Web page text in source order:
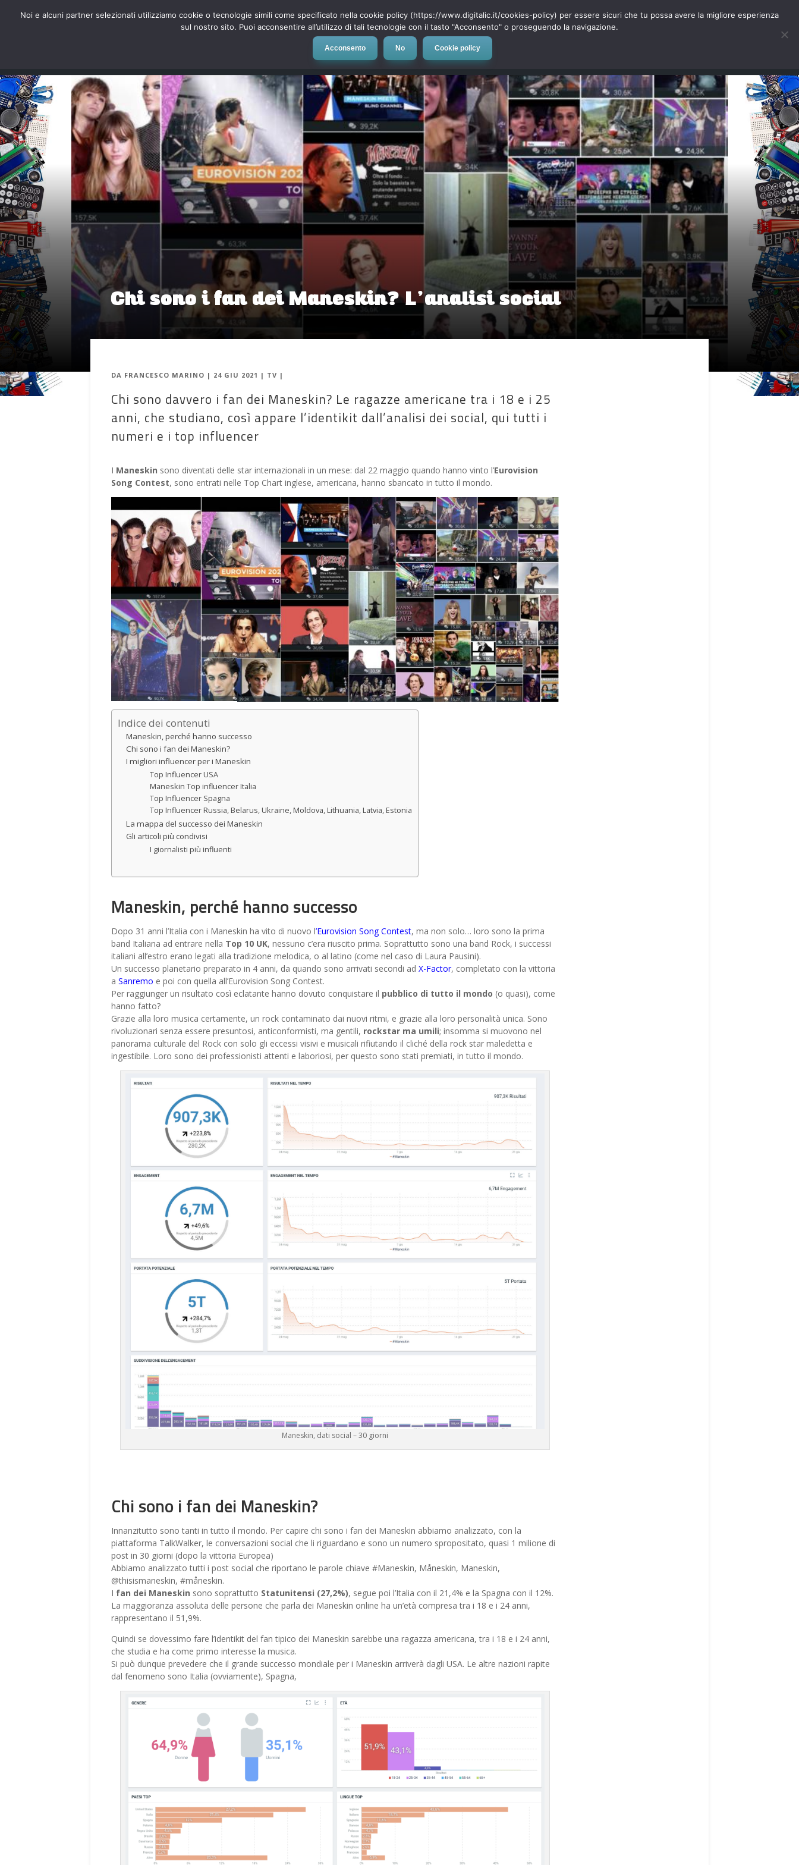
Social Network App Automotive Tech-News
Chi sono i fan dei Maneskin? L’analisi social
DA FRANCESCO MARINO | 24 GIU 2021 | TV |
Chi sono davvero i fan dei Maneskin? Le ragazze americane tra i 18 e i 25
anni, che studiano, così appare l’identikit dall’analisi dei social, qui tutti i
numeri e i top influencer
I Maneskin sono diventati delle star internazionali in un mese: dal 22 maggio quando hanno vinto l’Eurovision
Song Contest, sono entrati nelle Top Chart inglese, americana, hanno sbancato in tutto il mondo.
Indice dei contenuti
Maneskin, perché hanno successo
Chi sono i fan dei Maneskin?
I migliori influencer per i Maneskin
Top Influencer USA
Maneskin Top influencer Italia
Top Influencer Spagna
Top Influencer Russia, Belarus, Ukraine, Moldova, Lithuania, Latvia, Estonia
La mappa del successo dei Maneskin
Gli articoli più condivisi
I giornalisti più influenti
Maneskin, perché hanno successo
Dopo 31 anni l’Italia con i Maneskin ha vito di nuovo l’Eurovision Song Contest, ma non solo… loro sono la prima
band Italiana ad entrare nella Top 10 UK, nessuno c’era riuscito prima. Soprattutto sono una band Rock, i successi
italiani all’estro erano legati alla tradizione melodica, o al latino (come nel caso di Laura Pausini).
Un successo planetario preparato in 4 anni, da quando sono arrivati secondi ad X-Factor, completato con la vittoria
a Sanremo e poi con quella all’Eurovision Song Contest.
Per raggiunger un risultato così eclatante hanno dovuto conquistare il pubblico di tutto il mondo (o quasi), come
hanno fatto?
Grazie alla loro musica certamente, un rock contaminato dai nuovi ritmi, e grazie alla loro personalità unica. Sono
rivoluzionari senza essere presuntosi, anticonformisti, ma gentili, rockstar ma umili; insomma si muovono nel
panorama culturale del Rock con solo gli eccessi visivi e musicali rifiutando il cliché della rock star maledetta e
ingestibile. Loro sono dei professionisti attenti e laboriosi, per questo sono stati premiati, in tutto il mondo.
Maneskin, dati social – 30 giorni
Chi sono i fan dei Maneskin?
Innanzitutto sono tanti in tutto il mondo. Per capire chi sono i fan dei Maneskin abbiamo analizzato, con la
piattaforma TalkWalker, le conversazioni social che li riguardano e sono un numero spropositato, quasi 1 milione di
post in 30 giorni (dopo la vittoria Europea)
Abbiamo analizzato tutti i post social che riportano le parole chiave #Maneskin, Måneskin, Maneskin,
@thisismaneskin, #måneskin.
I fan dei Maneskin sono soprattutto Statunitensi (27,2%), segue poi l’Italia con il 21,4% e la Spagna con il 12%.
La maggioranza assoluta delle persone che parla dei Maneskin online ha un’età compresa tra i 18 e i 24 anni,
rappresentano il 51,9%.
Quindi se dovessimo fare l’identikit del fan tipico dei Maneskin sarebbe una ragazza americana, tra i 18 e i 24 anni,
che studia e ha come primo interesse la musica.
Si può dunque prevedere che il grande successo mondiale per i Maneskin arriverà dagli USA. Le altre nazioni rapite
dal fenomeno sono Italia (ovviamente), Spagna,
Noi e alcuni partner selezionati utilizziamo cookie o tecnologie simili come specificato nella cookie policy (https://www.digitalic.it/cookies-policy) per essere sicuri che tu possa avere la migliore esperienza
sul nostro sito. Puoi acconsentire all’utilizzo di tali tecnologie con il tasto "Acconsento" o proseguendo la navigazione.
Acconsento No Cookie policy